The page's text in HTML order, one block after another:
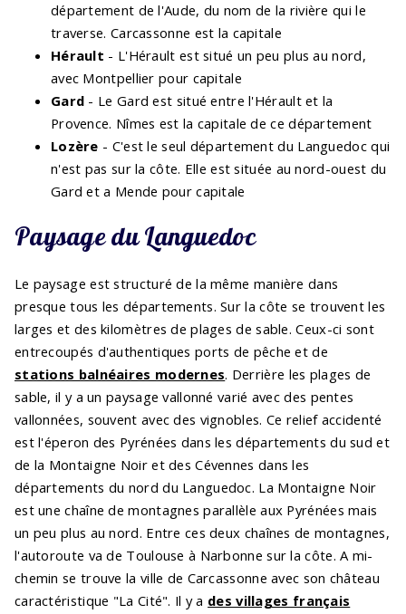
département de l'Aude, du nom de la rivière qui le
traverse. Carcassonne est la capitale
Hérault - L'Hérault est situé un peu plus au nord,
avec Montpellier pour capitale
Gard - Le Gard est situé entre l'Hérault et la
Provence. Nîmes est la capitale de ce département
Lozère - C'est le seul département du Languedoc qui
n'est pas sur la côte. Elle est située au nord-ouest du
Gard et a Mende pour capitale
Paysage du Languedoc
Le paysage est structuré de la même manière dans
presque tous les départements. Sur la côte se trouvent les
larges et des kilomètres de plages de sable. Ceux-ci sont
entrecoupés d'authentiques ports de pêche et de
stations balnéaires modernes. Derrière les plages de
sable, il y a un paysage vallonné varié avec des pentes
vallonnées, souvent avec des vignobles. Ce relief accidenté
est l'éperon des Pyrénées dans les départements du sud et
de la Montaigne Noir et des Cévennes dans les
départements du nord du Languedoc. La Montaigne Noir
est une chaîne de montagnes parallèle aux Pyrénées mais
un peu plus au nord. Entre ces deux chaînes de montagnes,
l'autoroute va de Toulouse à Narbonne sur la côte. A mi-
chemin se trouve la ville de Carcassonne avec son château
caractéristique "La Cité". Il y a des villages français